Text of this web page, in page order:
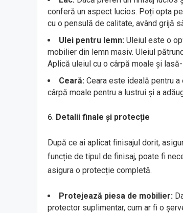
conferă un aspect lucios. Poți opta
cu o pensulă de calitate, având grijă
Ulei pentru lemn: Uleiul este o
mobilier din lemn masiv. Uleiul
Aplică uleiul cu o cârpă moale și
Ceară: Ceara este ideală pentru
cârpă moale pentru a lustrui și a
Detalii finale și protecție
După ce ai aplicat finisajul dorit,
funcție de tipul de finisaj, poate fi
asigura o protecție completă.
Protejează piesa de mobilier:
protector suplimentar, cum ar fi o